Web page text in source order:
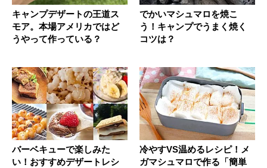
キャンプデザートの王道ス
モア。本場アメリカではど
うやって作っている？
でかいマシュマロを焼こ
う！キャンプでうまく焼く
コツは？
バーベキューで楽しみた
い！おすすめデザートレシ
冷やすVS温めるレシピ！メ
ガマシュマロで作る「簡単